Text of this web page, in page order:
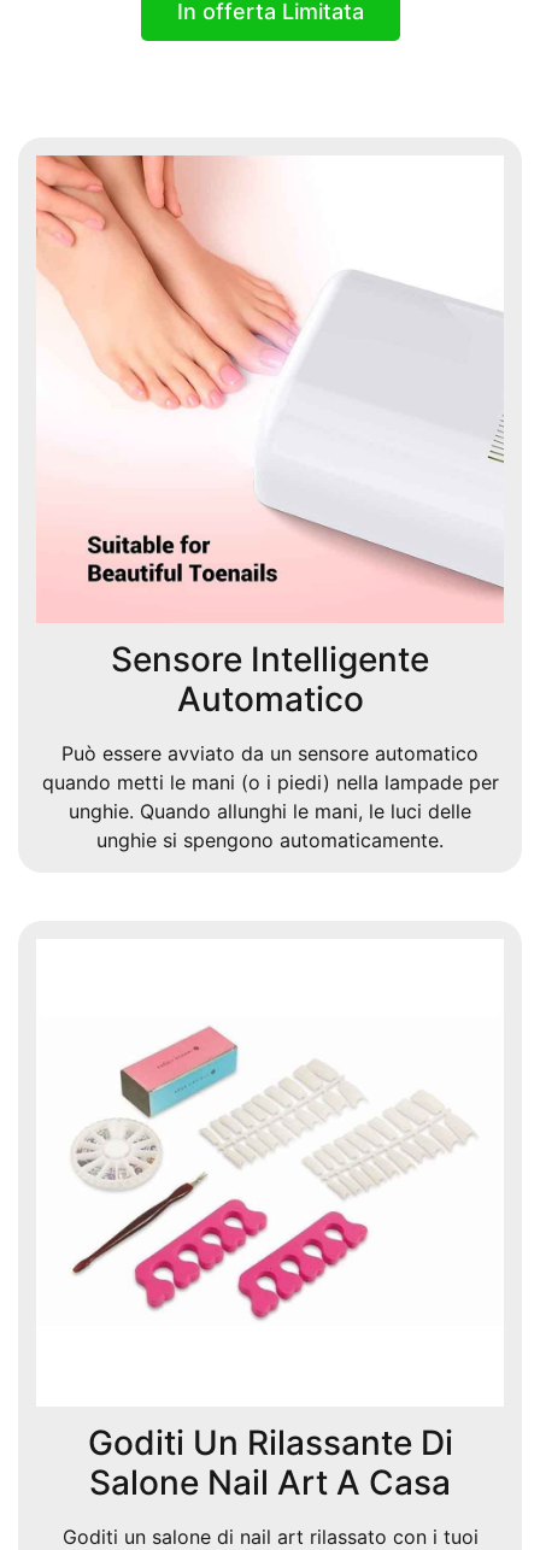
In offerta Limitata
Sensore Intelligente
Automatico
Può essere avviato da un sensore automatico
quando metti le mani (o i piedi) nella lampade per
unghie. Quando allunghi le mani, le luci delle
unghie si spengono automaticamente.
Goditi Un Rilassante Di
Salone Nail Art A Casa
Goditi un salone di nail art rilassato con i tuoi